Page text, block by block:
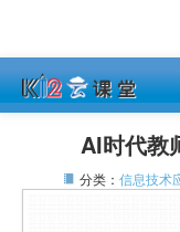
AI时代教
分类： 信息技术